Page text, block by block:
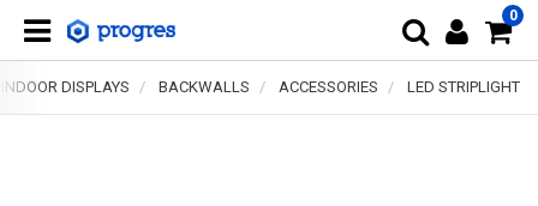
0
INDOOR DISPLAYS BACKWALLS ACCESSORIES LED STRIPLIGHT